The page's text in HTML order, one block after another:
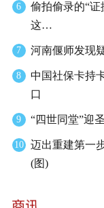
6
偷拍偷录的“
这…
7 河南偃师发现
8
中国社保卡持
口
9 “四世同堂”迎
10
迈出重建第一
(图)